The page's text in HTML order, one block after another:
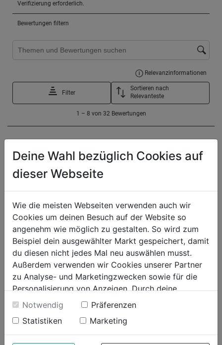
Deine Wahl bezüglich Cookies auf
dieser Webseite
Wie die meisten Webseiten verwenden auch wir
Cookies um deinen Besuch auf der Website so
angenehm wie möglich zu gestalten. So wird zum
Beispiel dein ausgewählter Markt gespeichert, damit
du diesen nicht jedes Mal neu auswählen musst.
Außerdem verwenden wir Cookies unserer Partner
zu Analyse- und Marketingzwecken sowie für die
Personalisierung von Anzeigen. Durch deine
Einwilligung werden die Daten von Drittanbieter,
unter anderem auch in den USA, verarbeitet.
Durch Klick auf "Alle Cookies erlauben" stimmst du
der Verwendung aller Cookies zu. Unter "Details
Notwendig
Präferenzen
Statistiken
Marketing